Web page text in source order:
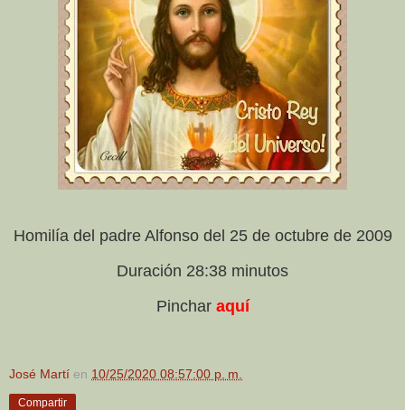
Homilía del padre Alfonso del 25 de octubre de 2009
Duración 28:38 minutos
Pinchar aquí
José Martí en 10/25/2020 08:57:00 p. m.
Compartir